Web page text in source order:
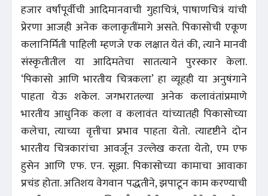
हजार वर्षांपूर्वीची आदिमानवाची गुहाचित्रं, पाषाणचित्रं यांची
प्रेरणा आजही अनेक कलाकृतींमागे असते. पिकासोची एकूण
कलानिर्मिती पाहिली म्हणजे एक लक्षात येतं की, त्याने मानवी
संस्कृतीतील या आदिमतेचा सातत्याने पुरस्कार केला.
‘पिकासो आणि भारतीय चित्रकला’ हा व्यूहही या अनुषंगाने
पाहता येऊ शकेल. जगभरातल्या अनेक कलावंतांप्रमाणे
भारतीय आधुनिक कला व कलावंत यांच्यातही पिकासोच्या
कलेचा, त्याच्या वृत्तीचा प्रभाव पाहता येतो. त्यादृष्टीने दोन
भारतीय चित्रकारांचा आवर्जून उल्लेख करता येतो, एम एफ
हुसेन आणि एफ. एन. सूझा. पिकासोच्या कामाचा आवाका
प्रचंड होता. अतिशय वेगवान पद्धतीने, झपाटून काम करण्याची